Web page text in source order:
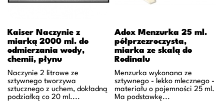
Kaiser Naczynie z
miarką 2000 ml. do
odmierzania wody,
chemii, płynu
Naczynie 2 litrowe ze
sztywnego tworzywa
sztucznego z uchem, dokładną
podziałką co 20 ml....
Adox Menzurka 25 ml.
półprzezroczysta,
miarka ze skalą do
Rodinalu
Menzurka wykonana ze
sztywnego - lekko mlecznego -
materiału o pojemności 25 ml.
Ma podstawkę...